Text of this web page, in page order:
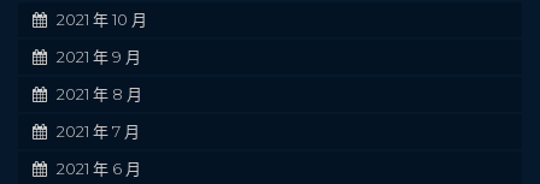
2021 年 10 月
2021 年 9 月
2021 年 8 月
2021 年 7 月
2021 年 6 月